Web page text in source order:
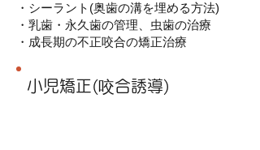
・シーラント(奥歯の溝を埋める方法)
・乳歯・永久歯の管理、虫歯の治療
・成長期の不正咬合の矯正治療
小児矯正(咬合誘導)